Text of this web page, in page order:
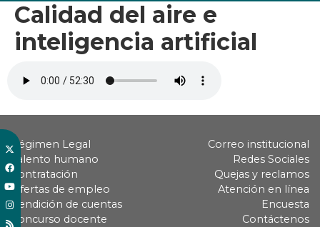
Calidad del aire e
inteligencia artificial
Régimen Legal
Talento humano
Contratación
Ofertas de empleo
Rendición de cuentas
Concurso docente
Correo institucional
Redes Sociales
Quejas y reclamos
Atención en línea
Encuesta
Contáctenos